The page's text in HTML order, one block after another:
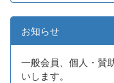
お知らせ
一般会員、個人・賛
いします。